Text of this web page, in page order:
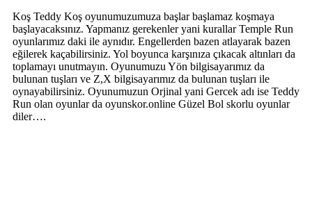
Koş Teddy Koş oyunumuzumuza başlar başlamaz koşmaya
başlayacaksınız. Yapmanız gerekenler yani kurallar Temple Run
oyunlarımız daki ile aynıdır. Engellerden bazen atlayarak bazen
eğilerek kaçabilirsiniz. Yol boyunca karşınıza çıkacak altınları da
toplamayı unutmayın. Oyunumuzu Yön bilgisayarımız da
bulunan tuşları ve Z,X bilgisayarımız da bulunan tuşları ile
oynayabilirsiniz. Oyunumuzun Orjinal yani Gercek adı ise Teddy
Run olan oyunlar da oyunskor.online Güzel Bol skorlu oyunlar
diler….